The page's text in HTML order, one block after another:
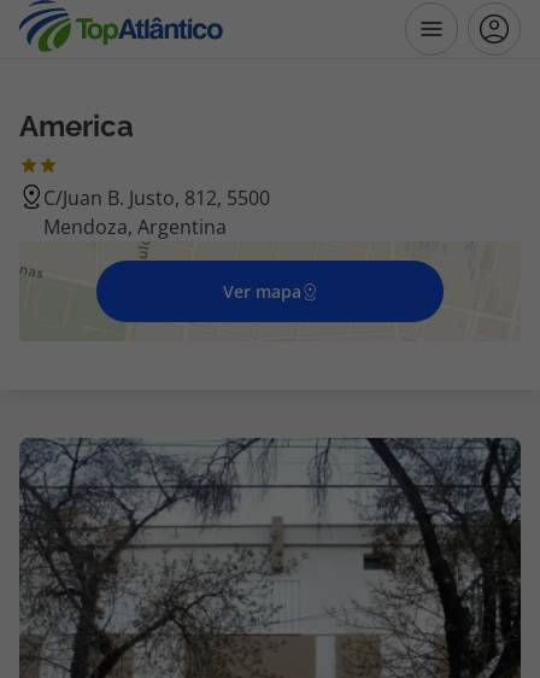
Destinos
Voos
Hotéis
Voos + Hotel
Disneyland ® Paris
Escapadinhas
Cruzeiros
Promoções
America
C/Juan B. Justo, 812, 5500
Mendoza, Argentina
Ver mapa